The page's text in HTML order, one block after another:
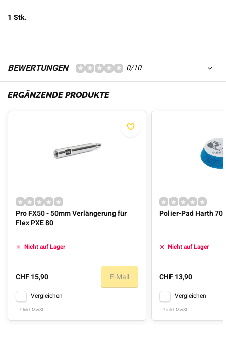
1 Stk.
BEWERTUNGEN 0/10
ERGÄNZENDE PRODUKTE
Pro FX50 - 50mm Verlängerung für
Flex PXE 80
Nicht auf Lager
CHF 15,90 E-Mail
Vergleichen
* Inkl. MwSt.
Polier-Pad Harth
Nicht auf Lager
CHF 13,90
Vergleichen
* Inkl. MwSt.